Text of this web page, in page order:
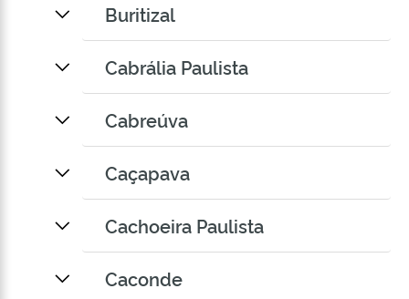
Buritizal
Cabrália Paulista
Cabreúva
Caçapava
Cachoeira Paulista
Caconde